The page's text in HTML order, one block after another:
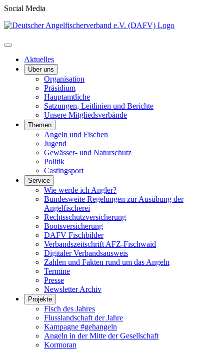
Social Media
Aktuelles
Über uns
Organisation
Präsidium
Hauptamtliche
Satzungen, Leitlinien und Berichte
Unsere Mitgliedsverbände
Themen
Angeln und Fischen
Jugend
Gewässer- und Naturschutz
Politik
Castingsport
Service
Wie werde ich Angler?
Bundesweite Regelungen zur Ausübung der
Angelfischerei
Rechtsschutzversicherung
Bootsversicherung
DAFV Fischbilder
Verbandszeitschrift AFZ-Fischwaid
Digitaler Verbandsausweis
Zahlen und Fakten rund um das Angeln
Termine
Presse
Newsletter Archiv
Projekte
Fisch des Jahres
Flusslandschaft der Jahre
Kampagne #gehangeln
Angeln in der Mitte der Gesellschaft
Kormoran